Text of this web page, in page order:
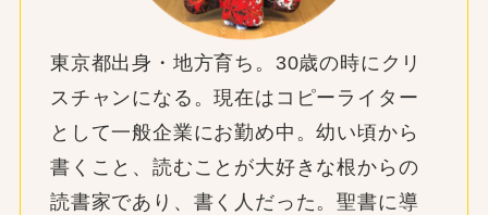
東京都出身・地方育ち。30歳の時にクリ
スチャンになる。現在はコピーライター
として一般企業にお勤め中。幼い頃から
書くこと、読むことが大好きな根からの
読書家であり、書く人だった。聖書に導